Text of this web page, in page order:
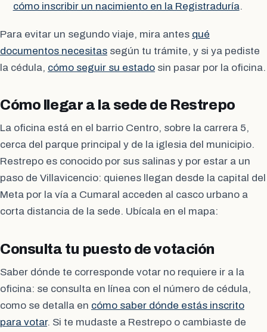
cómo inscribir un nacimiento en la Registraduría.
Para evitar un segundo viaje, mira antes qué
documentos necesitas según tu trámite, y si ya pediste
la cédula, cómo seguir su estado sin pasar por la oficina.
Cómo llegar a la sede de Restrepo
La oficina está en el barrio Centro, sobre la carrera 5,
cerca del parque principal y de la iglesia del municipio.
Restrepo es conocido por sus salinas y por estar a un
paso de Villavicencio: quienes llegan desde la capital del
Meta por la vía a Cumaral acceden al casco urbano a
corta distancia de la sede. Ubícala en el mapa:
Consulta tu puesto de votación
Saber dónde te corresponde votar no requiere ir a la
oficina: se consulta en línea con el número de cédula,
como se detalla en cómo saber dónde estás inscrito
para votar. Si te mudaste a Restrepo o cambiaste de